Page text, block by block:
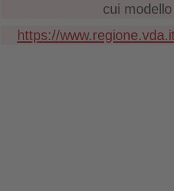
cui
https://